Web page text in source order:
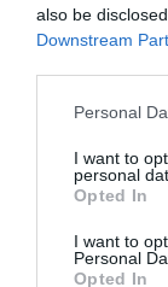
also be
Downstream
Please note
not limited to
grant or deny
use your data
consent section.
Personal
I want to
personal
Opted In
I want to
Personal
Opted In